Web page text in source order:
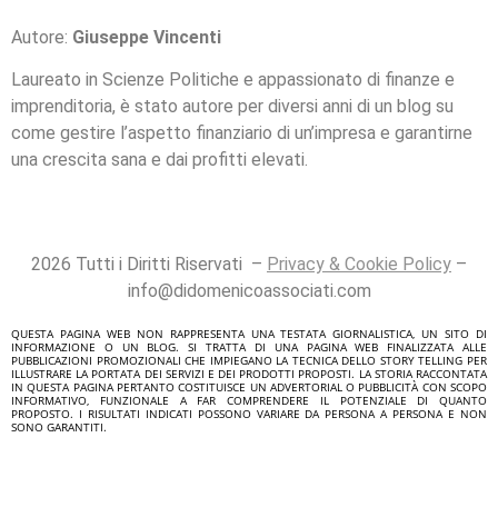
Autore: Giuseppe Vincenti
Laureato in Scienze Politiche e appassionato di finanze e
imprenditoria, è stato autore per diversi anni di un blog su
come gestire l’aspetto finanziario di un’impresa e garantirne
una crescita sana e dai profitti elevati.
2026 Tutti i Diritti Riservati – Privacy & Cookie Policy –
info@didomenicoassociati.com
QUESTA PAGINA WEB NON RAPPRESENTA UNA TESTATA GIORNALISTICA, UN SITO DI
INFORMAZIONE O UN BLOG. SI TRATTA DI UNA PAGINA WEB FINALIZZATA ALLE
PUBBLICAZIONI PROMOZIONALI CHE IMPIEGANO LA TECNICA DELLO STORY TELLING PER
ILLUSTRARE LA PORTATA DEI SERVIZI E DEI PRODOTTI PROPOSTI. LA STORIA RACCONTATA
IN QUESTA PAGINA PERTANTO COSTITUISCE UN ADVERTORIAL O PUBBLICITÀ CON SCOPO
INFORMATIVO, FUNZIONALE A FAR COMPRENDERE IL POTENZIALE DI QUANTO
PROPOSTO. I RISULTATI INDICATI POSSONO VARIARE DA PERSONA A PERSONA E NON
SONO GARANTITI.